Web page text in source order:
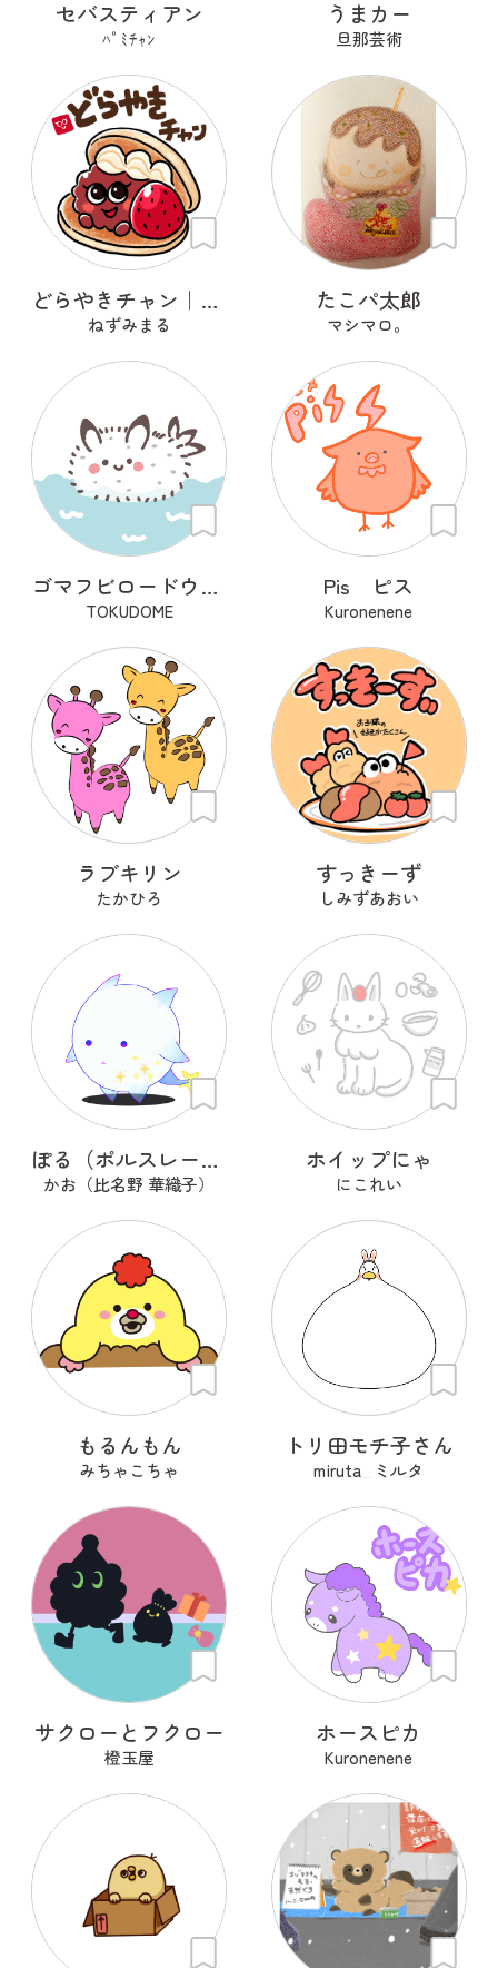
セバスティアン
ﾊﾟﾐﾁｬﾝ
うまカー
旦那芸術
どらやきチャン｜どらベリー
ねずみまる
たこパ太郎
マシマロ。
ゴマフビロードウミウシの「ごまちゃん」
TOKUDOME
Pis ピス
Kuronenene
ラブキリン
たかひろ
すっきーず
しみずあおい
ぽる（ポルスレーヌ）
かお（比名野 華織子）
ホイップにゃ
にこれい
もるんもん
みちゃこちゃ
トリ田モチ子さん
miruta_ミルタ
サクローとフクロー
橙玉屋
ホースピカ
Kuronenene